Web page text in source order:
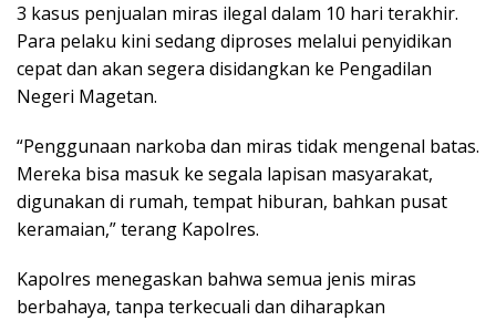
3 kasus penjualan miras ilegal dalam 10 hari terakhir.
Para pelaku kini sedang diproses melalui penyidikan
cepat dan akan segera disidangkan ke Pengadilan
Negeri Magetan.
“Penggunaan narkoba dan miras tidak mengenal batas.
Mereka bisa masuk ke segala lapisan masyarakat,
digunakan di rumah, tempat hiburan, bahkan pusat
keramaian,” terang Kapolres.
Kapolres menegaskan bahwa semua jenis miras
berbahaya, tanpa terkecuali dan diharapkan